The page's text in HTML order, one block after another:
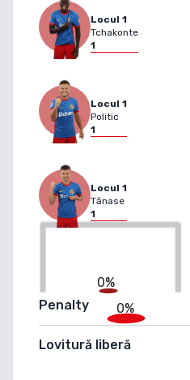
Locul 1
Tchakonte
1
Locul 1
Politic
1
Locul 1
Tănase
1
0%
0%
Penalty
Lovitură liberă